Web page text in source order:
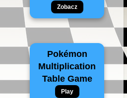
Zobacz
Pokémon
Multiplication
Table Game
Play